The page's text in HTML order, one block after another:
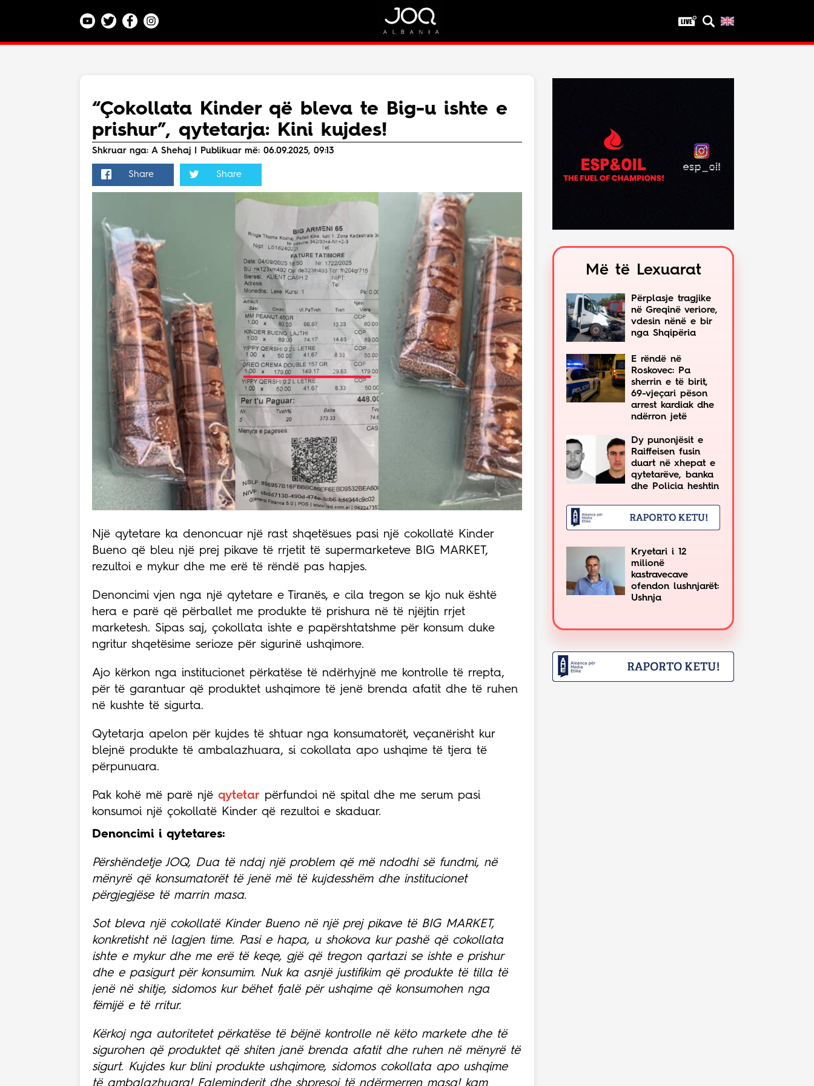
Lajme
Teknologji
Bota
Argëtim
Maqedoni
Puno me ne!
Live
Kontakt
“Çokollata Kinder që bleva te Big-u ishte e
prishur”, qytetarja: Kini kujdes!
Shkruar nga: A Shehaj | Publikuar më: 06.09.2025, 09:13
Share Share
Një qytetare ka denoncuar një rast shqetësues pasi një cokollatë Kinder
Bueno që bleu një prej pikave të rrjetit të supermarketeve BIG MARKET,
rezultoi e mykur dhe me erë të rëndë pas hapjes.
Denoncimi vjen nga një qytetare e Tiranës, e cila tregon se kjo nuk është
hera e parë që përballet me produkte të prishura në të njëjtin rrjet
marketesh. Sipas saj, çokollata ishte e papërshtatshme për konsum duke
ngritur shqetësime serioze për sigurinë ushqimore.
Ajo kërkon nga institucionet përkatëse të ndërhyjnë me kontrolle të rrepta,
për të garantuar që produktet ushqimore të jenë brenda afatit dhe të ruhen
në kushte të sigurta.
Qytetarja apelon për kujdes të shtuar nga konsumatorët, veçanërisht kur
blejnë produkte të ambalazhuara, si cokollata apo ushqime të tjera të
përpunuara.
Pak kohë më parë një qytetar përfundoi në spital dhe me serum pasi
konsumoi një çokollatë Kinder që rezultoi e skaduar.
Denoncimi i qytetares:
Përshëndetje JOQ, Dua të ndaj një problem që më ndodhi së fundmi, në
mënyrë që konsumatorët të jenë më të kujdesshëm dhe institucionet
përgjegjëse të marrin masa.
Sot bleva një cokollatë Kinder Bueno në një prej pikave të BIG MARKET,
konkretisht në lagjen time. Pasi e hapa, u shokova kur pashë që cokollata
ishte e mykur dhe me erë të keqe, gjë që tregon qartazi se ishte e prishur
dhe e pasigurt për konsumim. Nuk ka asnjë justifikim që produkte të tilla të
jenë në shitje, sidomos kur bëhet fjalë për ushqime që konsumohen nga
fëmijë e të rritur.
Kërkoj nga autoritetet përkatëse të bëjnë kontrolle në këto markete dhe të
sigurohen që produktet që shiten janë brenda afatit dhe ruhen në mënyrë të
sigurt. Kujdes kur blini produkte ushqimore, sidomos cokollata apo ushqime
Më të Lexuarat
Përplasje tragjike
në Greqinë veriore,
vdesin nënë e bir
nga Shqipëria
E rëndë në
Roskovec: Pa
sherrin e të birit,
69-vjeçari pëson
arrest kardiak dhe
ndërron jetë
Dy punonjësit e
Raiffeisen fusin
duart në xhepat e
qytetarëve, banka
dhe Policia heshtin
Kryetari i 12
milionë
kastravecave
ofendon lushnjarët:
Ushnja